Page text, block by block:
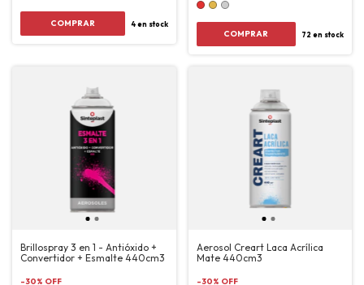
4en stock
COMPRAR 72 en stock
Brillospray 3 en 1 - Antióxido +
Convertidor + Esmalte 440cm3
-30% OFF
Aerosol Creart Laca Acrílica
Mate 440cm3
-30% OFF